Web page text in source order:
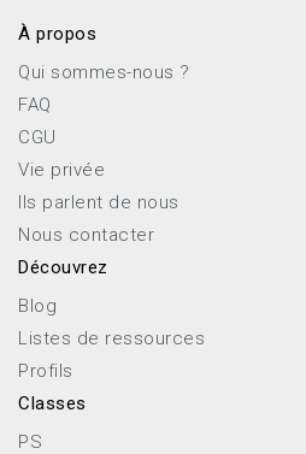
À propos
Qui sommes-nous ?
FAQ
CGU
Vie privée
Ils parlent de nous
Nous contacter
Découvrez
Blog
Listes de ressources
Profils
Classes
PS